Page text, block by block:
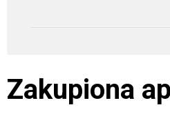
Zakupiona